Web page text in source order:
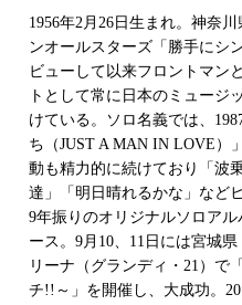
1956年2月26日生まれ。神奈
ンオールスターズ「勝手にシ
ビューして以来フロントマン
トとして常に日本のミュージ
けている。ソロ名義では、
ち（JUST A MAN IN LOVE）
動も精力的に続けており「波
達」「明日晴れるかな」など
9年振りのオリジナルソロア
ース。9月10、11日には宮城
リーナ（グランディ・21）で
チ!!～」を開催し、大成功。